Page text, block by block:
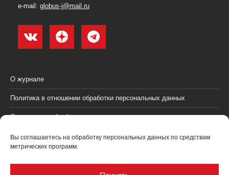
Вы соглашаетесь на обработку персональных данных по средствам
метрических программ.
e-mail: globus-j@mail.ru
О журнале
Политика в отношении обработки персональных данных
Согласие на обработку персональных данных
Пользовательское соглашение (оферта)